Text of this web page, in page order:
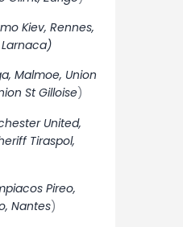
Kiev, Rennes,
Larnaca)
Malmoe, Union
St Gilloise)
United,
Tiraspol,
Pireo,
Nantes)